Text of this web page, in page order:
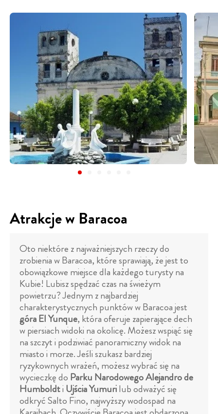
Atrakcje w Baracoa
Oto niektóre z najważniejszych rzeczy do
zrobienia w Baracoa, które sprawiają, że jest to
obowiązkowe miejsce dla każdego turysty na
Kubie! Lubisz spędzać czas na świeżym
powietrzu? Jednym z najbardziej
charakterystycznych punktów w Baracoa jest
góra El Yunque, która oferuje zapierające dech
w piersiach widoki na okolicę. Możesz wspiąć się
na szczyt i podziwiać panoramiczny widok na
miasto i morze. Jeśli szukasz bardziej
ryzykownych wrażeń, możesz wybrać się na
wycieczkę do Parku Narodowego Alejandro de
Humboldti Ujścia Yumurilub odważyć się
odkryć Salto Fino, najwyższy wodospad na